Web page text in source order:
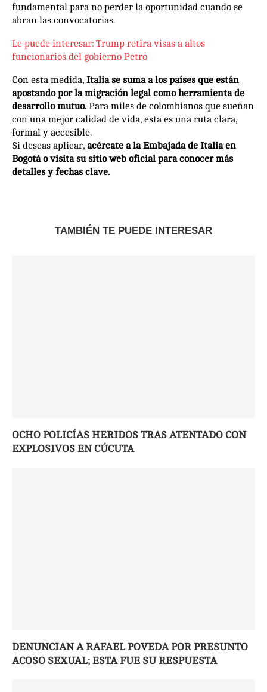
fundamental para no perder la oportunidad cuando se
abran las convocatorias.
Le puede interesar: Trump retira visas a altos
funcionarios del gobierno Petro
Con esta medida, Italia se suma a los países que están
apostando por la migración legal como herramienta de
desarrollo mutuo. Para miles de colombianos que sueñan
con una mejor calidad de vida, esta es una ruta clara,
formal y accesible.
Si deseas aplicar, acércate a la Embajada de Italia en
Bogotá o visita su sitio web oficial para conocer más
detalles y fechas clave.
TAMBIÉN TE PUEDE INTERESAR
OCHO POLICÍAS HERIDOS TRAS ATENTADO CON
EXPLOSIVOS EN CÚCUTA
DENUNCIAN A RAFAEL POVEDA POR PRESUNTO
ACOSO SEXUAL; ESTA FUE SU RESPUESTA